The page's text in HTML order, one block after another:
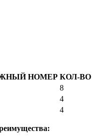
НОМЕР КОЛ-ВО
8
4
4